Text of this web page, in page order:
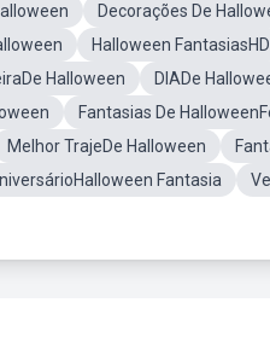
Decorações De
Halloween FantasiasHD
Halloween DIADe
Fantasias De
Melhor TrajeDe Halloween
Fantasia